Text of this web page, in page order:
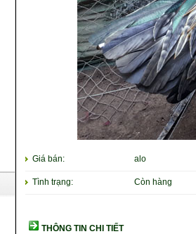
Giá bán: alo
Tình trạng: Còn hàng
THÔNG TIN CHI TIẾT